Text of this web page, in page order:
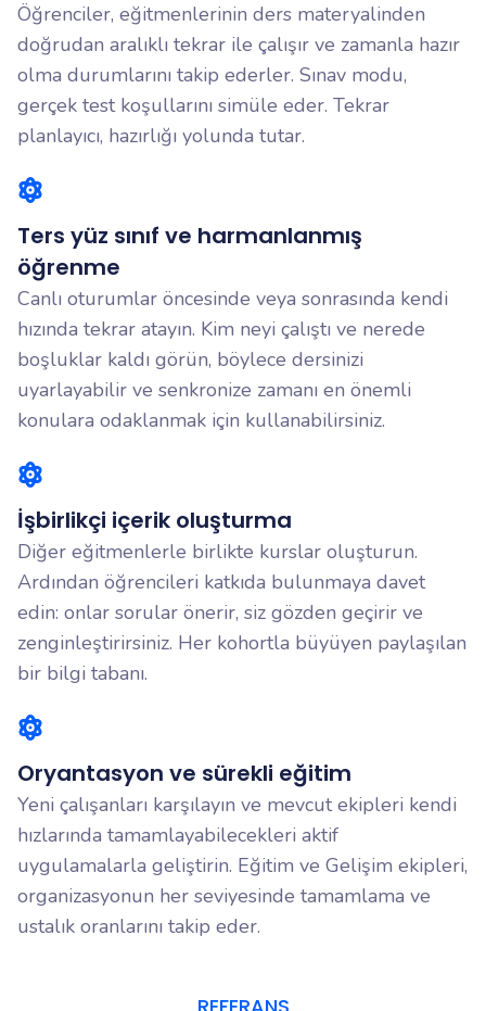
Öğrenciler, eğitmenlerinin ders materyalinden
doğrudan aralıklı tekrar ile çalışır ve zamanla hazır
olma durumlarını takip ederler. Sınav modu,
gerçek test koşullarını simüle eder. Tekrar
planlayıcı, hazırlığı yolunda tutar.
Ters yüz sınıf ve harmanlanmış
öğrenme
Canlı oturumlar öncesinde veya sonrasında kendi
hızında tekrar atayın. Kim neyi çalıştı ve nerede
boşluklar kaldı görün, böylece dersinizi
uyarlayabilir ve senkronize zamanı en önemli
konulara odaklanmak için kullanabilirsiniz.
İşbirlikçi içerik oluşturma
Diğer eğitmenlerle birlikte kurslar oluşturun.
Ardından öğrencileri katkıda bulunmaya davet
edin: onlar sorular önerir, siz gözden geçirir ve
zenginleştirirsiniz. Her kohortla büyüyen paylaşılan
bir bilgi tabanı.
Oryantasyon ve sürekli eğitim
Yeni çalışanları karşılayın ve mevcut ekipleri kendi
hızlarında tamamlayabilecekleri aktif
uygulamalarla geliştirin. Eğitim ve Gelişim ekipleri,
organizasyonun her seviyesinde tamamlama ve
ustalık oranlarını takip eder.